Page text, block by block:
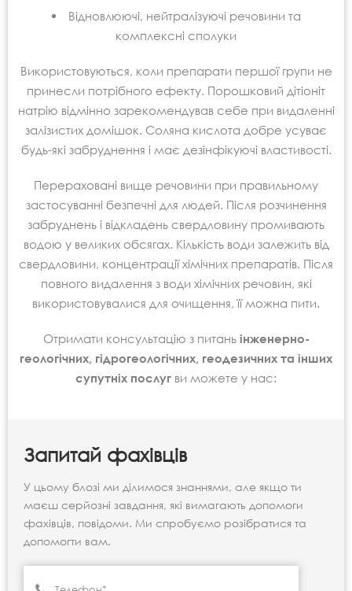
Відновлюючі, нейтралізуючі речовини та
комплексні сполуки
Використовуються, коли препарати першої групи не
принесли потрібного ефекту. Порошковий дітіоніт
натрію відмінно зарекомендував себе при видаленні
залізистих домішок. Соляна кислота добре усуває
будь-які забруднення і має дезінфікуючі властивості.
Перераховані вище речовини при правильному
застосуванні безпечні для людей. Після розчинення
забруднень і відкладень свердловину промивають
водою у великих обсягах. Кількість води залежить від
свердловини, концентрації хімічних препаратів. Після
повного видалення з води хімічних речовин, які
використовувалися для очищення, її можна пити.
Отримати консультацію з питань інженерно-
геологічних, гідрогеологічних, геодезичних та інших
супутніх послуг ви можете у нас:
Запитай фахівців
У цьому блозі ми ділимося знаннями, але якщо ти
маєш серйозні завдання, які вимагають допомоги
фахівців, повідоми. Ми спробуємо розібратися та
допомогти вам.